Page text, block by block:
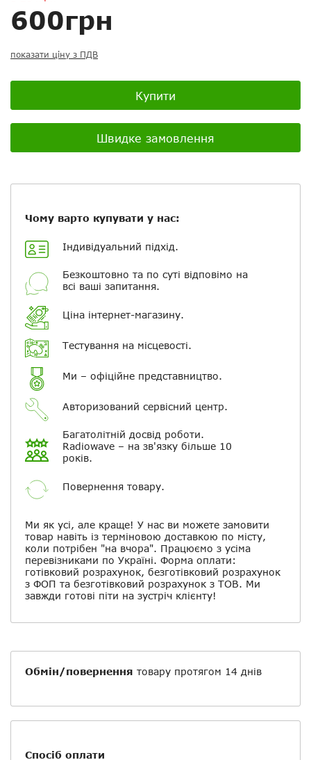
600грн
показати ціну з ПДВ
Купити
Швидке замовлення
Чому варто купувати у нас:
Індивідуальний підхід.
Безкоштовно та по суті відповімо на
всі ваші запитання.
Ціна інтернет-магазину.
Тестування на місцевості.
Ми – офіційне представництво.
Авторизований сервісний центр.
Багатолітній досвід роботи.
Radiowave – на зв'язку більше 10
років.
Повернення товару.
Ми як усі, але краще! У нас ви можете замовити
товар навіть із терміновою доставкою по місту,
коли потрібен "на вчора". Працюємо з усіма
перевізниками по Україні. Форма оплати:
готівковий розрахунок, безготівковий розрахунок
з ФОП та безготівковий розрахунок з ТОВ. Ми
завжди готові піти на зустріч клієнту!
Обмін/повернення товару протягом 14 днів
Спосіб оплати
Ваш відгук:
Ваше ім'я
Електронна пошта
електронній пошті
Скасувати Залишити відгук